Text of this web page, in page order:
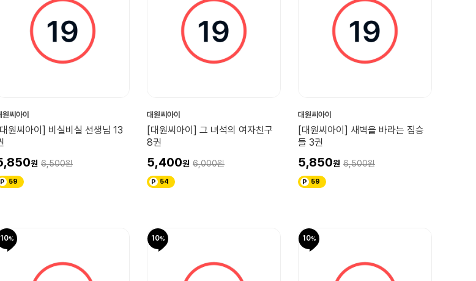
원씨아이
원씨아이] 비실비실 선생님 13
6,500
59
대원씨아이
[대원씨아이] 그 녀석의 여자친구
8권
5,400 6,000
54
대원씨아이
[대원씨아이] 새벽을 바라는 짐승
들 3권
5,850 6,500
59
10 10 10